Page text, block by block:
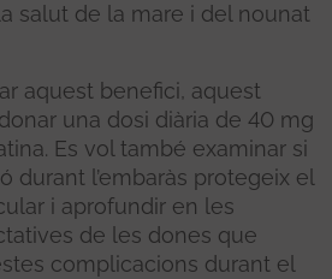
salut de la mare i del nounat
aquest benefici, aquest
una dosi diària de 40 mg
Es vol també examinar si
durant l’embaràs protegeix el
i aprofundir en les
de les dones que
complicacions durant el